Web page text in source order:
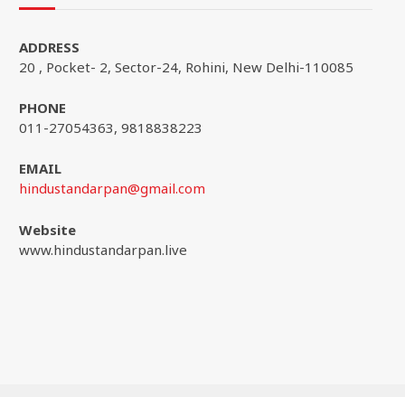
ADDRESS
20 , Pocket- 2, Sector-24, Rohini, New Delhi-110085
PHONE
011-27054363, 9818838223
EMAIL
hindustandarpan@gmail.com
Website
www.hindustandarpan.live